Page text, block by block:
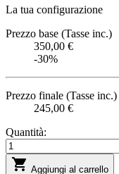
La tua configurazione
Prezzo base (Tasse inc.)
350,00 €
-30%
Prezzo finale (Tasse inc.)
245,00 €
Quantità:
 Aggiungi al carrello